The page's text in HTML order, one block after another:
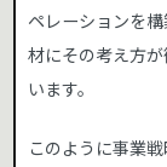
ペレーションを
材にその考え方
います。
このように事業